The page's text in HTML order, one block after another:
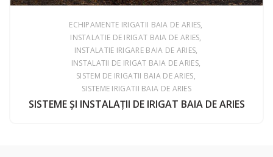
ECHIPAMENTE IRIGATII BAIA DE ARIES
INSTALATIE DE IRIGAT BAIA DE ARIES
INSTALATIE IRIGARE BAIA DE ARIES
INSTALATII DE IRIGAT BAIA DE ARIES
SISTEM DE IRIGATII BAIA DE ARIES
SISTEME IRIGATII BAIA DE ARIES
SISTEME ŞI INSTALAŢII DE IRIGAT BAIA DE ARIES